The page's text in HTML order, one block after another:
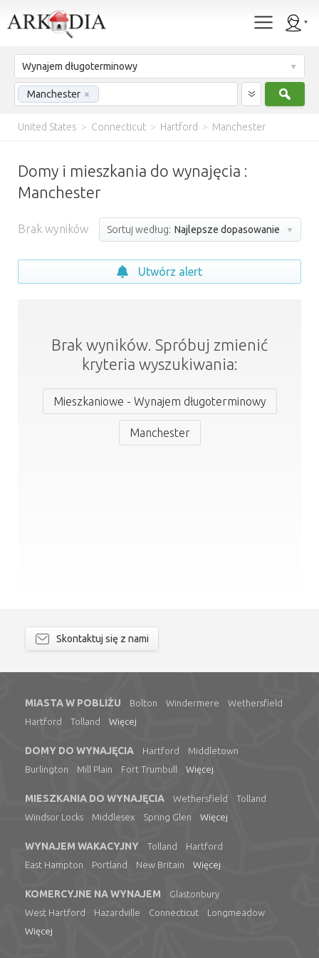
Wynajem długoterminowy
Manchester ×
United States > Connecticut > Hartford > Manchester
Domy i mieszkania do wynajęcia :
Manchester
Brak wyników Sortuj według: Najlepsze dopasowanie
Utwórz alert
Brak wyników. Spróbuj zmienić
kryteria wyszukiwania:
Mieszkaniowe - Wynajem długoterminowy
Manchester
Skontaktuj się z nami
MIASTA W POBLIŻU Bolton Windermere
Wethersfield
Hartford
Tolland Więcej
DOMY DO WYNAJĘCIA Hartford
Middletown
Burlington
Mill Plain Fort Trumbull Więcej
MIESZKANIA DO WYNAJĘCIA Wethersfield
Tolland
Windsor Locks
Middlesex Spring Glen Więcej
WYNAJEM WAKACYJNY Tolland
Hartford
East Hampton
Portland New Britain Więcej
KOMERCYJNE NA WYNAJEM
Glastonbury
West Hartford
Hazardville Connecticut
Longmeadow
Więcej